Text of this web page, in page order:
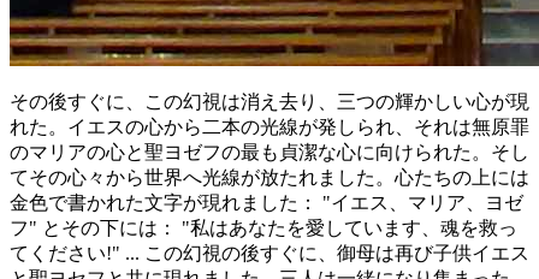
その後すぐに、この幻視は消え去り、三つの輝かしい心が現
れた。イエスの心から二本の光線が発しられ、それは無原罪
のマリアの心と聖ヨゼフの最も貞潔な心に向けられた。そし
てその心々から世界へ光線が放たれました。心たちの上には
金色で書かれた文字が現れました： "イエス、マリア、ヨゼ
フ" とその下には： "私はあなたを愛しています、魂を救っ
てください!" ... この幻視の後すぐに、御母は再び子供イエス